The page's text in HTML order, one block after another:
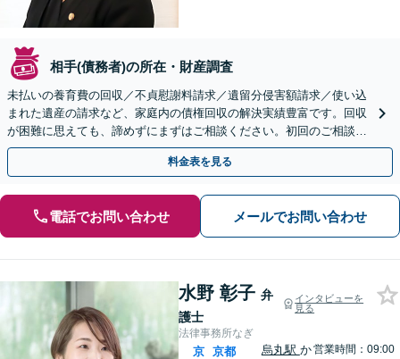
相手(債務者)の所在・財産調査
未払いの養育費の回収／不貞慰謝料請求／遺留分侵害額請求／使い込
まれた遺産の請求など、家庭内の債権回収の解決実績豊富です。回収
が困難に思えても、諦めずにまずはご相談ください。初回のご相談で
回収可能性や費用の見込みを詳しくご説明いたします。
料金表を見る
電話でお問い合わせ メールでお問い合わせ
水野 彰子 弁
護士
インタビューを
見る
法律事務所なぎ
京
京都
烏丸駅 か営業時間：09:00